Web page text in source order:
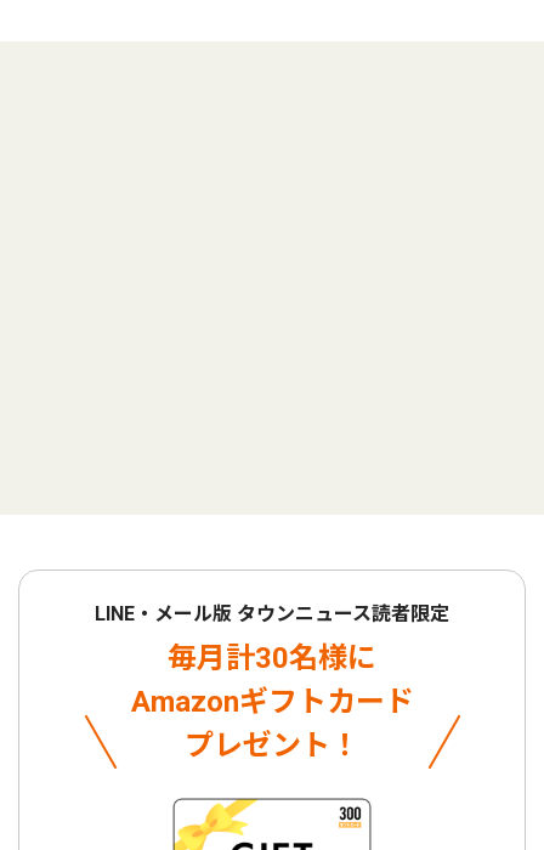
LINE・メール版 タウンニュース読者限定
毎月計30名様に
Amazonギフトカード
プレゼント！